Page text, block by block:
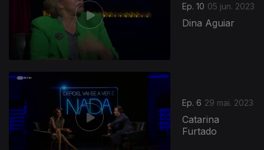
Ep. 10 05 jun. 2023
Dina Aguiar
Ep. 6 29 mai. 2023
Catarina
Furtado